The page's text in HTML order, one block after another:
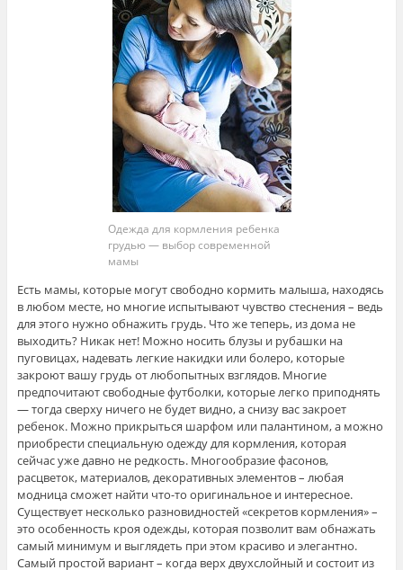
Одежда для кормления ребенка
грудью — выбор современной
мамы
Есть мамы, которые могут свободно кормить малыша, находясь
в любом месте, но многие испытывают чувство стеснения – ведь
для этого нужно обнажить грудь. Что же теперь, из дома не
выходить? Никак нет! Можно носить блузы и рубашки на
пуговицах, надевать легкие накидки или болеро, которые
закроют вашу грудь от любопытных взглядов. Многие
предпочитают свободные футболки, которые легко приподнять
— тогда сверху ничего не будет видно, а снизу вас закроет
ребенок. Можно прикрыться шарфом или палантином, а можно
приобрести специальную одежду для кормления, которая
сейчас уже давно не редкость. Многообразие фасонов,
расцветок, материалов, декоративных элементов – любая
модница сможет найти что-то оригинальное и интересное.
Существует несколько разновидностей «секретов кормления» –
это особенность кроя одежды, которая позволит вам обнажать
самый минимум и выглядеть при этом красиво и элегантно.
Самый простой вариант – когда верх двухслойный и состоит из